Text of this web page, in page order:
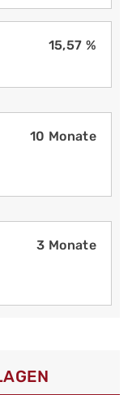
15,57 %
10 Monate
3 Monate